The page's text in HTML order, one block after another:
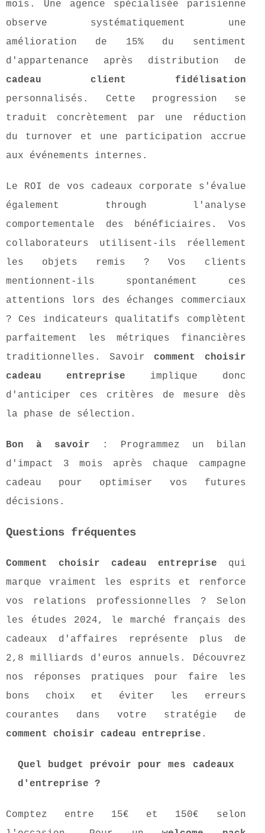
mois. Une agence spécialisée parisienne
observe systématiquement une
amélioration de 15% du sentiment
d'appartenance après distribution de
cadeau client fidélisation
personnalisés. Cette progression se
traduit concrètement par une réduction
du turnover et une participation accrue
aux événements internes.
Le ROI de vos cadeaux corporate s'évalue
également through l'analyse
comportementale des bénéficiaires. Vos
collaborateurs utilisent-ils réellement
les objets remis ? Vos clients
mentionnent-ils spontanément ces
attentions lors des échanges commerciaux
? Ces indicateurs qualitatifs complètent
parfaitement les métriques financières
traditionnelles. Savoir comment choisir
cadeau entreprise implique donc
d'anticiper ces critères de mesure dès
la phase de sélection.
Bon à savoir : Programmez un bilan
d'impact 3 mois après chaque campagne
cadeau pour optimiser vos futures
décisions.
Questions fréquentes
Comment choisir cadeau entreprise qui
marque vraiment les esprits et renforce
vos relations professionnelles ? Selon
les études 2024, le marché français des
cadeaux d'affaires représente plus de
2,8 milliards d'euros annuels. Découvrez
nos réponses pratiques pour faire les
bons choix et éviter les erreurs
courantes dans votre stratégie de
comment choisir cadeau entreprise .
Quel budget prévoir pour mes cadeaux
d'entreprise ?
Comptez entre 15€ et 150€ selon